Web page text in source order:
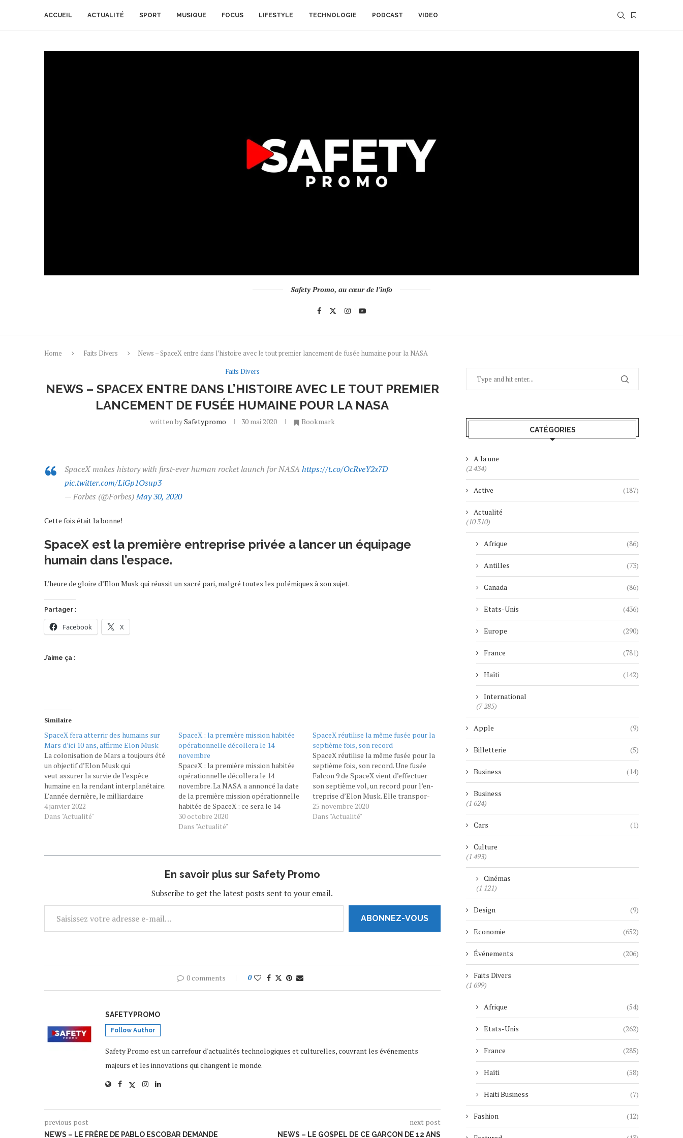
ACCUEIL ACTUALITÉ SPORT MUSIQUE FOCUS LIFESTYLE TECHNOLOGIE PODCAST VIDEO
Safety Promo, au cœur de l’info
Home Faits Divers
News – SpaceX entre dans l’histoire avec le tout premier lancement de fusée humaine pour la NASA
Faits Divers
NEWS – SPACEX ENTRE DANS L’HISTOIRE AVEC LE TOUT PREMIER
LANCEMENT DE FUSÉE HUMAINE POUR LA NASA
written bySafetypromo 30 mai 2020 Bookmark
SpaceX makes history with first-ever human rocket launch for NASA https://t.co/OcRveY2x7D
pic.twitter.com/LiGp1Osup3
— Forbes (@Forbes)May 30, 2020
Cette fois était la bonne!
SpaceX est la première entreprise privée a lancer un équipage
humain dans l’espace.
L’heure de gloire d’Elon Musk qui réussit un sacré pari, malgré toutes les polémiques à son sujet.
Partager :
Facebook X
J’aime ça :
Similaire
SpaceX fera atterrir des humains sur
Mars d’ici 10 ans, affirme Elon Musk
La colonisation de Mars a toujours été
un objectif d’Elon Musk qui
veut assurer la survie de l’espèce
humaine en la rendant interplanétaire.
L’année dernière, le milliardaire
américain affirmait vouloir envoyer 1
million de personnes sur Mars d’ici
4 janvier 2022
Dans "Actualité"
SpaceX : la première mission habitée
opérationnelle décollera le 14
novembre
SpaceX : la première mission habitée
opérationnelle décollera le 14
novembre. La NASA a annoncé la date
de la première mission opérationnelle
habitée de SpaceX : ce sera le 14
novembre prochain, à 19H49 heure
locale, soit dans la nuit du samedi 14 au
30 octobre 2020
Dans "Actualité"
SpaceX réuti­lise la même fusée pour la
septième fois, son record
SpaceX réuti­lise la même fusée pour la
septième fois, son record. Une fusée
Falcon 9 de SpaceX vient d’ef­fec­tuer
son septième vol, un record pour l’en­
tre­prise d’Elon Musk. Elle trans­por­
tait à son bord 60 satel­lites Star­
link qu’elle a mis en orbite avant de
25 novembre 2020
Dans "Actualité"
En savoir plus sur Safety Promo
Subscribe to get the latest posts sent to your email.
ABONNEZ-VOUS
0 comments 0
SAFETYPROMO
Follow Author
Safety Promo est un carrefour d'actualités technologiques et culturelles, couvrant les événements
majeurs et les innovations qui changent le monde.
previous post
NEWS – LE FRÈRE DE PABLO ESCOBAR DEMANDE
next post
NEWS – LE GOSPEL DE CE GARÇON DE 12 ANS
CATÉGORIES
A la une
(2 434)
Active (187)
Actualité
(10 310)
Afrique (86)
Antilles (73)
Canada (86)
Etats-Unis (436)
Europe (290)
France (781)
Haïti (142)
International
(7 285)
Apple (9)
Billetterie (5)
Business (14)
Business
(1 624)
Cars (1)
Culture
(1 493)
Cinémas
(1 121)
Design (9)
Economie (652)
Événements (206)
Faits Divers
(1 699)
Afrique (54)
Etats-Unis (262)
France (285)
Haïti (58)
Haiti Business (7)
Fashion (12)